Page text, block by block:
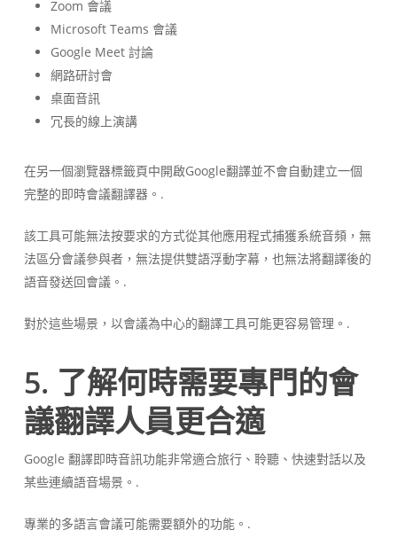
Zoom 會議
Microsoft Teams 會議
Google Meet 討論
網路研討會
桌面音訊
冗長的線上演講
在另一個瀏覽器標籤頁中開啟Google翻譯並不會自動建立一個
完整的即時會議翻譯器。.
該工具可能無法按要求的方式從其他應用程式捕獲系統音頻，無
法區分會議參與者，無法提供雙語浮動字幕，也無法將翻譯後的
語音發送回會議。.
對於這些場景，以會議為中心的翻譯工具可能更容易管理。.
5. 了解何時需要專門的會
議翻譯人員更合適
Google 翻譯即時音訊功能非常適合旅行、聆聽、快速對話以及
某些連續語音場景。.
專業的多語言會議可能需要額外的功能。.